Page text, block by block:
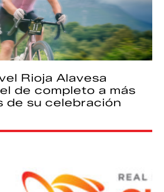
Rioja Alavesa
de completo a más
de su celebración